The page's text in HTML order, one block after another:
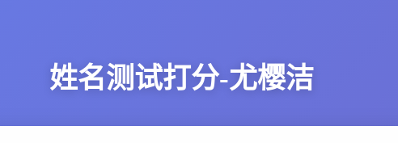
姓名测试打分-尤樱洁